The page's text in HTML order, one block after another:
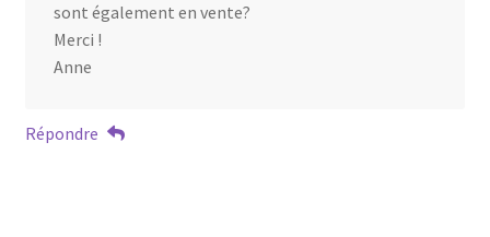
sont également en vente?
Merci !
Anne
Répondre